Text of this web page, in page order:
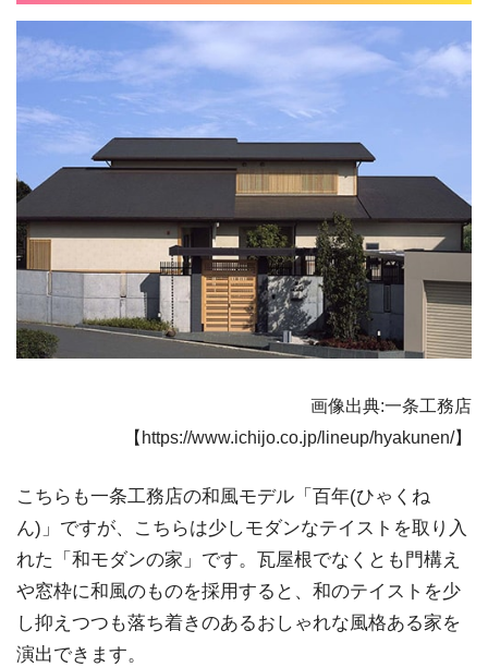
画像出典:一条工務店
【https://www.ichijo.co.jp/lineup/hyakunen/】
こちらも一条工務店の和風モデル「百年(ひゃくね
ん)」ですが、こちらは少しモダンなテイストを取り入
れた「和モダンの家」です。瓦屋根でなくとも門構え
や窓枠に和風のものを採用すると、和のテイストを少
し抑えつつも落ち着きのあるおしゃれな風格ある家を
演出できます。